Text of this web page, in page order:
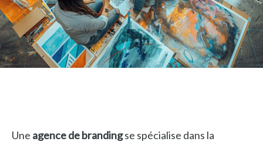
Une agence de brandingse spécialise dans la